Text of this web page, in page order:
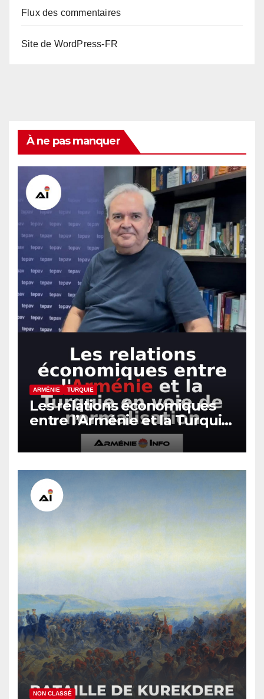
Flux des commentaires
Site de WordPress-FR
À ne pas manquer
ARMÉNIE TURQUIE
Les relations économiques
entre l’Arménie et la Turquie
en voie de normalisation
NON CLASSÉ